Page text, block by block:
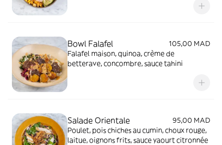
Bowl Falafel
105,00 MAD
Falafel maison, quinoa, crème de
betterave, concombre, sauce tahini
Salade Orientale
95,00 MAD
Poulet, pois chiches au cumin, choux rouge,
laitue, oignons frits, sauce yaourt citronnée